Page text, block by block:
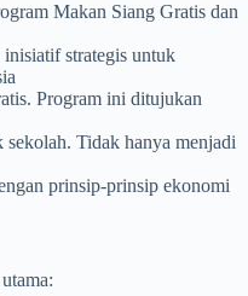
Makan Siang Gratis dan
strategis untuk
Program ini ditujukan
Tidak hanya menjadi
prinsip-prinsip ekonomi